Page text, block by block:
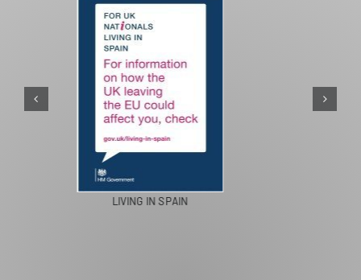
PASEOS EN CAMELLO